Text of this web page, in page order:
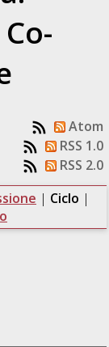
Atom
RSS 1.0
RSS 2.0
| Ciclo |